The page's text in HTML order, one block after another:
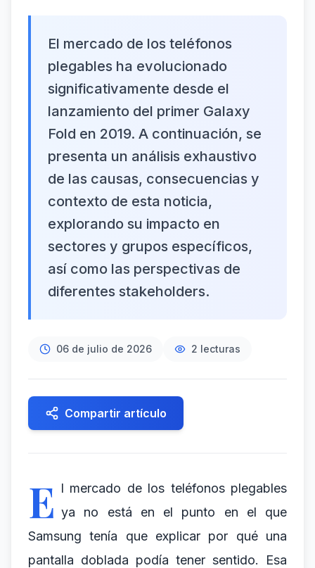
El mercado de los teléfonos
plegables ha evolucionado
significativamente desde el
lanzamiento del primer Galaxy
Fold en 2019. A continuación, se
presenta un análisis exhaustivo
de las causas, consecuencias y
contexto de esta noticia,
explorando su impacto en
sectores y grupos específicos,
así como las perspectivas de
diferentes stakeholders.
06 de julio de 2026 2 lecturas
Compartir artículo
E l mercado de los teléfonos plegables
ya no está en el punto en el que
Samsung tenía que explicar por qué una
pantalla doblada podía tener sentido. Esa